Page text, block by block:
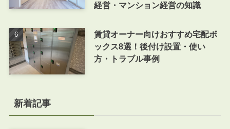
経営・マンション経営の知識
賃貸オーナー向けおすすめ宅配ボ
ックス8選！後付け設置・使い
方・トラブル事例
新着記事